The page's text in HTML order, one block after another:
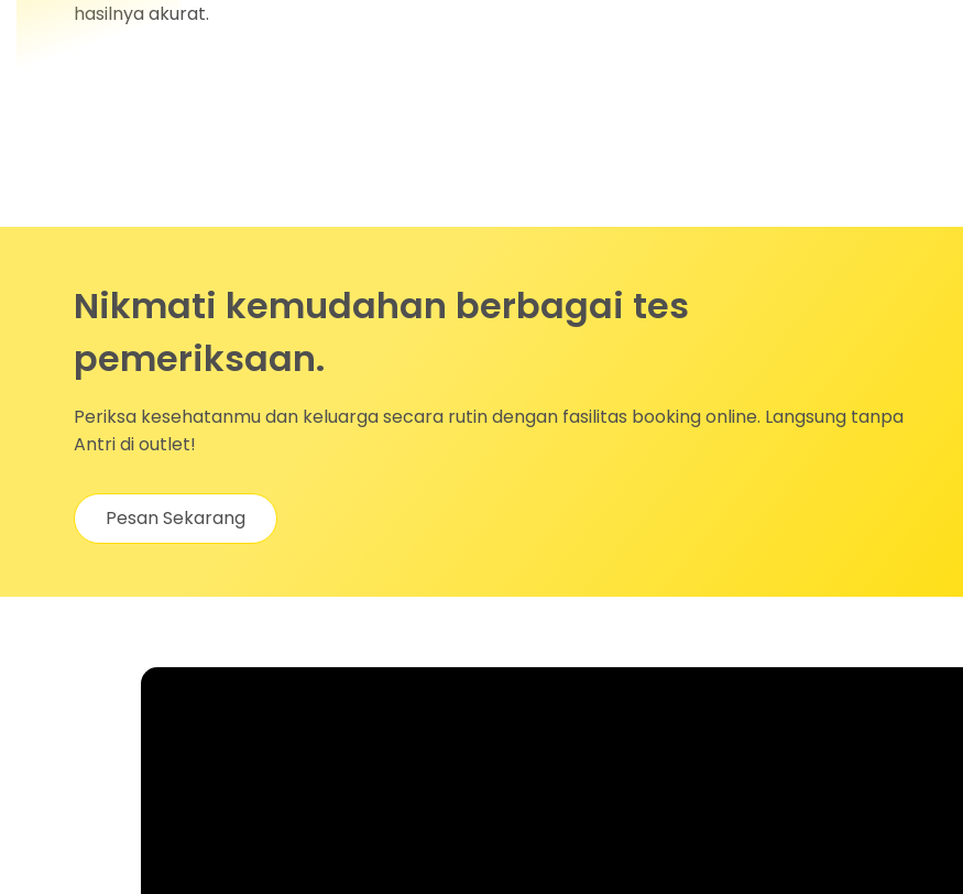
hasilnya akurat.
Nikmati kemudahan berbagai tes
pemeriksaan.
Periksa kesehatanmu dan keluarga secara rutin dengan fasilitas booking online. Langsung tanpa
Antri di outlet!
Pesan Sekarang